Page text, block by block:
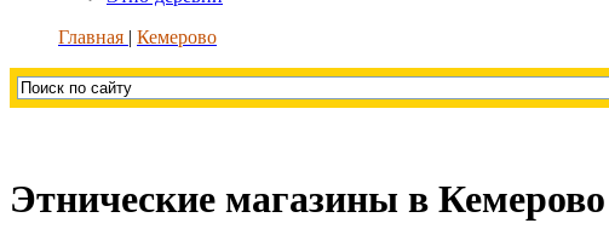
Главная
Кемерово
Этнические магазины в Кемерово